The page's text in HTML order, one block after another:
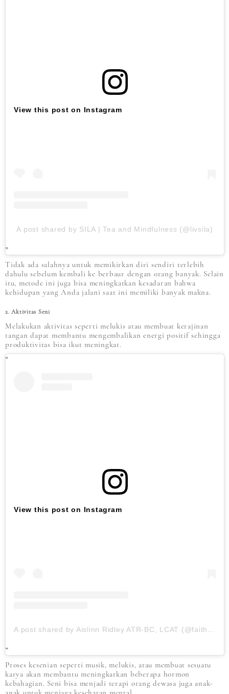
View this post on Instagram
A post shared by SILA | Tea and Mindfulness (@livsila)
Tidak ada salahnya untuk memikirkan diri sendiri terlebih
dahulu sebelum kembali ke berbaur dengan orang banyak. Selain
itu, metode ini juga bisa meningkatkan kesadaran bahwa
kehidupan yang Anda jalani saat ini memiliki banyak makna.
2. Aktivitas Seni
Melakukan aktivitas seperti melukis atau membuat kerajinan
tangan dapat membantu mengembalikan energi positif sehingga
produktivitas bisa ikut meningkat.
View this post on Instagram
Proses kesenian seperti musik, melukis, atau membuat sesuatu
karya akan membantu meningkatkan beberapa hormon
kebahagian. Seni bisa menjadi terapi orang dewasa juga anak-